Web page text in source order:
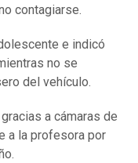
contagiarse.
e indicó
no se
del vehículo.
a cámaras de
a la profesora por